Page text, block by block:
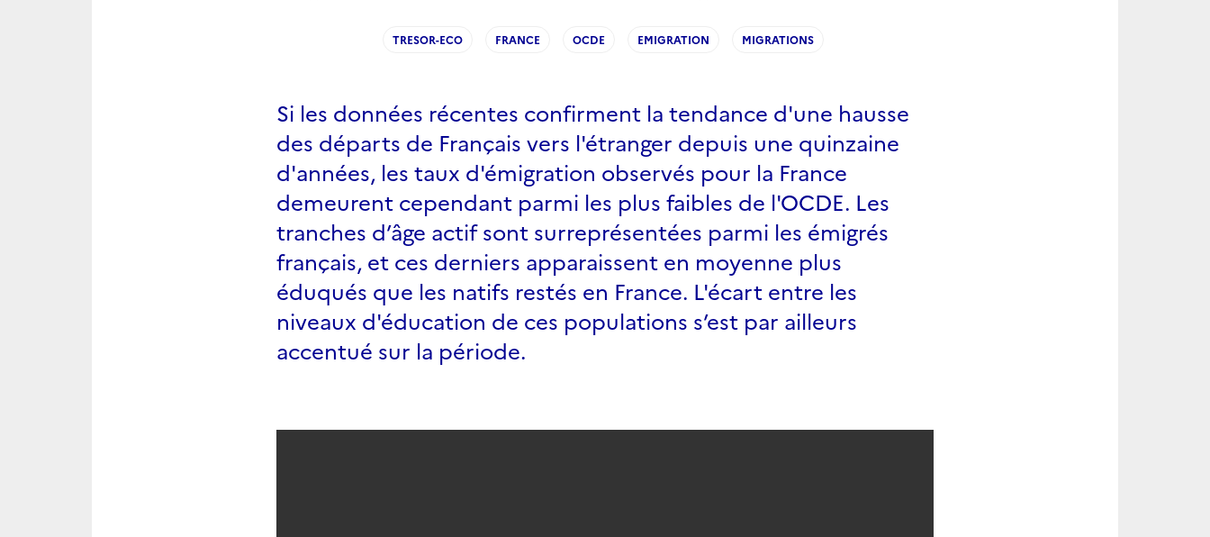
TRESOR-ECO FRANCE OCDE EMIGRATION MIGRATIONS
Si les données récentes confirment la tendance d'une hausse
des départs de Français vers l'étranger depuis une quinzaine
d'années, les taux d'émigration observés pour la France
demeurent cependant parmi les plus faibles de l'OCDE. Les
tranches d’âge actif sont surreprésentées parmi les émigrés
français, et ces derniers apparaissent en moyenne plus
éduqués que les natifs restés en France. L'écart entre les
niveaux d'éducation de ces populations s’est par ailleurs
accentué sur la période.